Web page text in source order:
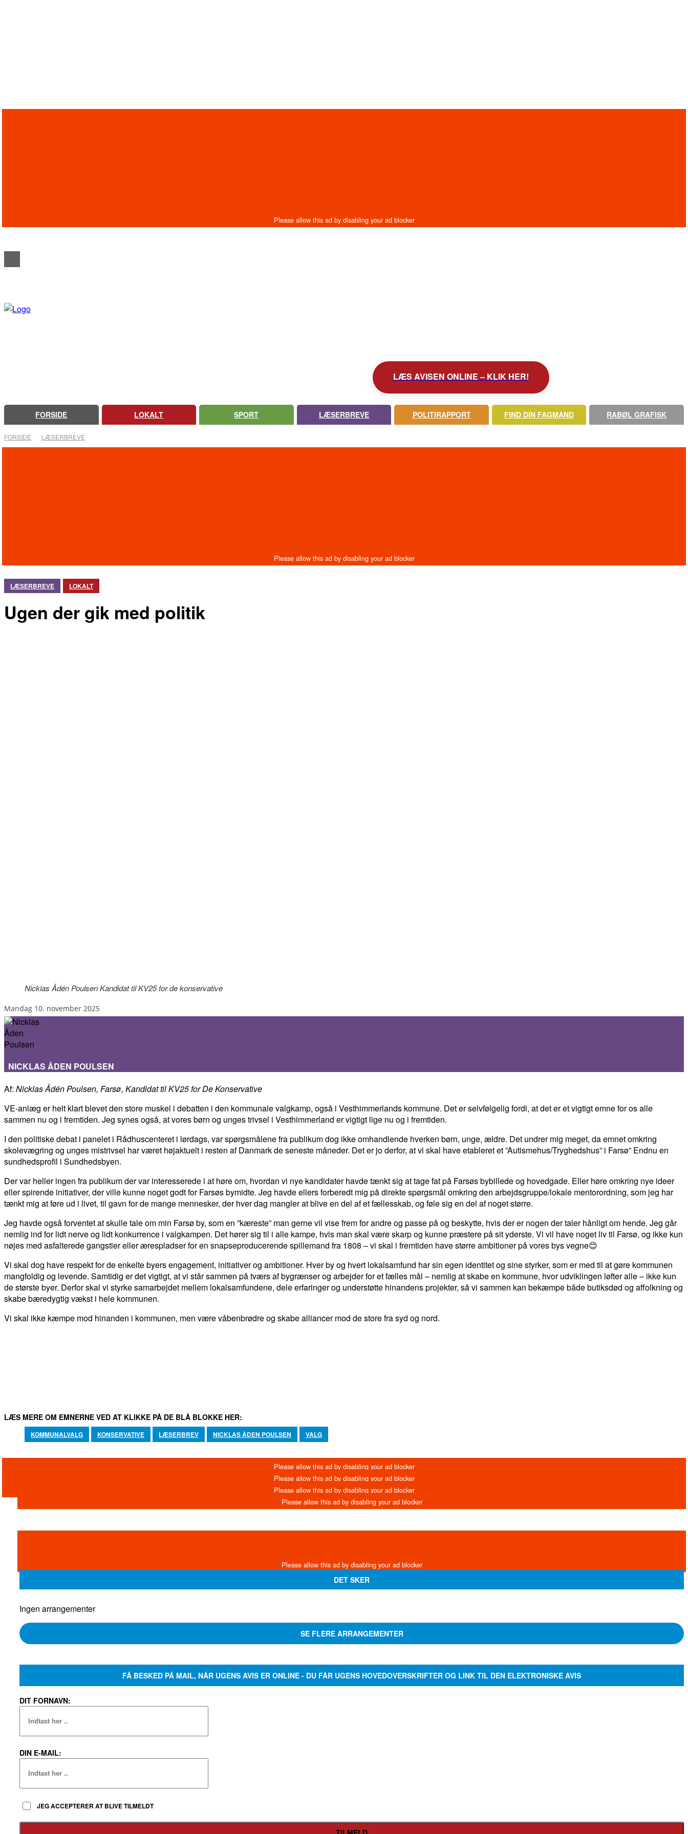
LÆS AVISEN ONLINE – KLIK HER!
FORSIDE LOKALT SPORT LÆSERBREVE POLITIRAPPORT FIND DIN FAGMAND RABØL GRAFISK
FORSIDE LÆSERBREVE
LÆSERBREVE LOKALT
Ugen der gik med politik
Nicklas Ådén Poulsen Kandidat til KV25 for de konservative
mandag 10. november 2025
NICKLAS ÅDEN POULSEN
Af: Nicklas Ådén Poulsen, Farsø, Kandidat til KV25 for De Konservative
VE-anlæg er helt klart blevet den store muskel i debatten i den kommunale valgkamp, også i Vesthimmerlands kommune. Det er selvfølgelig fordi, at det er et vigtigt emne for os alle
sammen nu og i fremtiden. Jeg synes også, at vores børn og unges trivsel i Vesthimmerland er vigtigt lige nu og i fremtiden.
I den politiske debat i panelet i Rådhuscenteret i lørdags, var spørgsmålene fra publikum dog ikke omhandlende hverken børn, unge, ældre. Det undrer mig meget, da emnet omkring
skolevægring og unges mistrivsel har været højaktuelt i resten af Danmark de seneste måneder. Det er jo derfor, at vi skal have etableret et ”Autismehus/Tryghedshus” i Farsø” Endnu en
sundhedsprofil i Sundhedsbyen.
Der var heller ingen fra publikum der var interesserede i at høre om, hvordan vi nye kandidater havde tænkt sig at tage fat på Farsøs bybillede og hovedgade. Eller høre omkring nye ideer
eller spirende initiativer, der ville kunne noget godt for Farsøs bymidte. Jeg havde ellers forberedt mig på direkte spørgsmål omkring den arbejdsgruppe/lokale mentorordning, som jeg har
tænkt mig at føre ud i livet, til gavn for de mange mennesker, der hver dag mangler at blive en del af et fællesskab, og føle sig en del af noget større.
Jeg havde også forventet at skulle tale om min Farsø by, som en ”kæreste” man gerne vil vise frem for andre og passe på og beskytte, hvis der er nogen der taler hånligt om hende. Jeg går
nemlig ind for lidt nerve og lidt konkurrence i valgkampen. Det hører sig til i alle kampe, hvis man skal være skarp og kunne præstere på sit yderste. Vi vil have noget liv til Farsø, og ikke kun
nøjes med asfalterede gangstier eller ærespladser for en snapseproducerende spillemand fra 1808 – vi skal i fremtiden have større ambitioner på vores bys vegne😊
Vi skal dog have respekt for de enkelte byers engagement, initiativer og ambitioner. Hver by og hvert lokalsamfund har sin egen identitet og sine styrker, som er med til at gøre kommunen
mangfoldig og levende. Samtidig er det vigtigt, at vi står sammen på tværs af bygrænser og arbejder for et fælles mål – nemlig at skabe en kommune, hvor udviklingen løfter alle – ikke kun
de største byer. Derfor skal vi styrke samarbejdet mellem lokalsamfundene, dele erfaringer og understøtte hinandens projekter, så vi sammen kan bekæmpe både butiksdød og affolkning og
skabe bæredygtig vækst i hele kommunen.
Vi skal ikke kæmpe mod hinanden i kommunen, men være våbenbrødre og skabe alliancer mod de store fra syd og nord.
LÆS MERE OM EMNERNE VED AT KLIKKE PÅ DE BLÅ BLOKKE HER:
KOMMUNALVALG KONSERVATIVE LÆSERBREV NICKLAS ÅDEN POULSEN VALG
DET SKER
Ingen arrangementer
SE FLERE ARRANGEMENTER
FÅ BESKED PÅ MAIL, NÅR UGENS AVIS ER ONLINE - DU FÅR UGENS HOVEDOVERSKRIFTER OG LINK TIL DEN ELEKTRONISKE AVIS
DIT FORNAVN:
DIN E-MAIL:
JEG ACCEPTERER AT BLIVE TILMELDT